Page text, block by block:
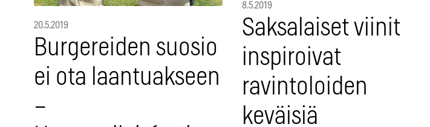
20.5.2019
Burgereiden suosio
ei ota laantuakseen
–
8.5.2019
Saksalaiset viinit
inspiroivat
ravintoloiden
keväisiä